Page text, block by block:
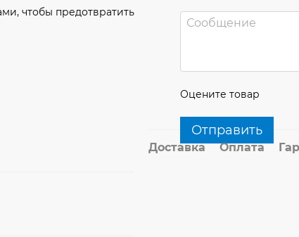
чтобы предотвратить
Оцените товар
Отправить
Доставка Оплата